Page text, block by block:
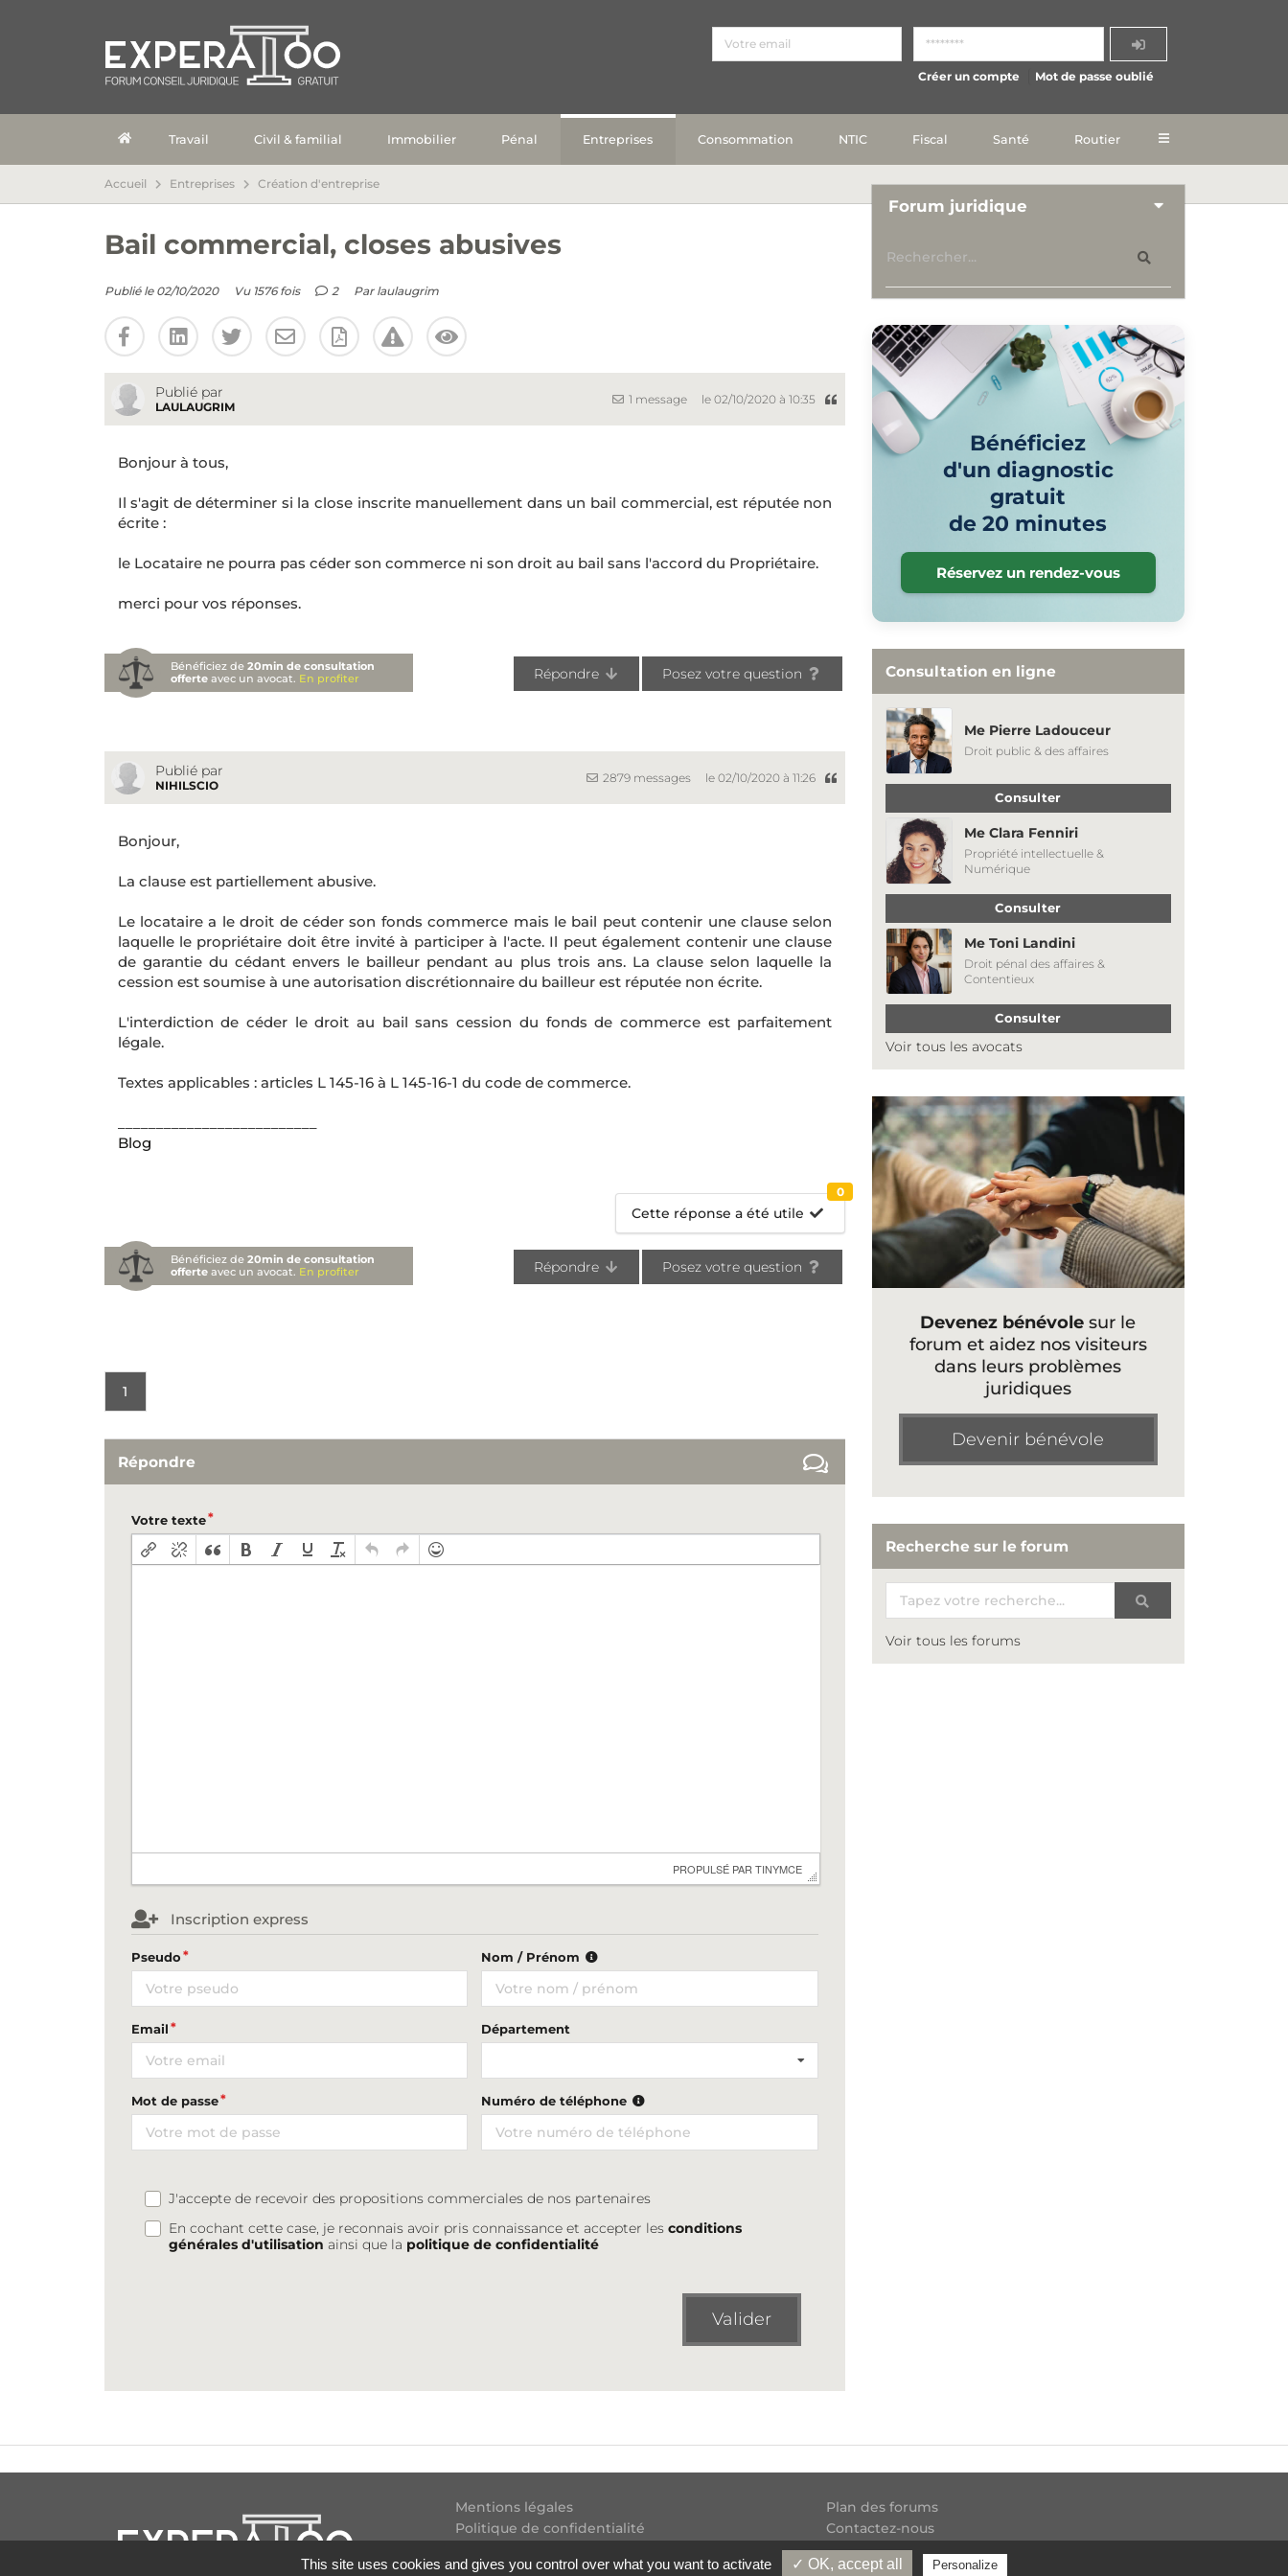
Créer un compte Mot de passe oublié
Travail Civil & familial Immobilier Pénal Entreprises Consommation NTIC Fiscal Santé Routier
Accueil Entreprises Création d'entreprise
Bail commercial, closes abusives
Publié le 02/10/2020 Vu 1576 fois 2 Par laulaugrim
Publié par
LAULAUGRIM
1 message le 02/10/2020 à 10:35
Bonjour à tous,
Il s'agit de déterminer si la close inscrite manuellement dans un bail commercial, est réputée non
écrite :
le Locataire ne pourra pas céder son commerce ni son droit au bail sans l'accord du Propriétaire.
merci pour vos réponses.
Bénéficiez de20min de consultation
offerte avec un avocat. En profiter Répondre Posez votre question
Publié par
NIHILSCIO
2879 messages le 02/10/2020 à 11:26
Bonjour,
La clause est partiellement abusive.
Le locataire a le droit de céder son fonds commerce mais le bail peut contenir une clause selon
laquelle le propriétaire doit être invité à participer à l'acte. Il peut également contenir une clause
de garantie du cédant envers le bailleur pendant au plus trois ans. La clause selon laquelle la
cession est soumise à une autorisation discrétionnaire du bailleur est réputée non écrite.
L'interdiction de céder le droit au bail sans cession du fonds de commerce est parfaitement
légale.
Textes applicables : articles L 145-16 à L 145-16-1 du code de commerce.
Blog
Cette réponse a été utile
0
Bénéficiez de20min de consultation
offerte avec un avocat. En profiter Répondre Posez votre question
1
Répondre
Votre texte
PROPULSÉ PAR TINYMCE
Inscription express
Pseudo Nom / Prénom
Email Département
Mot de passe Numéro de téléphone
J'accepte de recevoir des propositions commerciales de nos partenaires
En cochant cette case, je reconnais avoir pris connaissance et accepter lesconditions
générales d'utilisation ainsi que la politique de confidentialité
Valider
Forum juridique
Bénéficiez
d'un diagnostic
gratuit
de 20 minutes
Réservez un rendez-vous
Consultation en ligne
Me Pierre Ladouceur
Droit public & des affaires
Consulter
Me Clara Fenniri
Propriété intellectuelle &
Numérique
Consulter
Me Toni Landini
Droit pénal des affaires &
Contentieux
Consulter
Voir tous les avocats
Devenez bénévole sur le
forum et aidez nos visiteurs
dans leurs problèmes
juridiques
Devenir bénévole
Recherche sur le forum
Voir tous les forums
Mentions légales
Politique de confidentialité
Plan des forums
Contactez-nous
Flux RSS
This site uses cookies and gives you control over what you want to activate ✓ OK, accept all Personalize